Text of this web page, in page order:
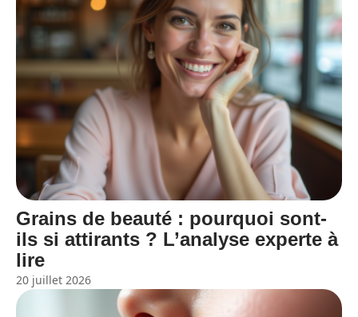
Grains de beauté : pourquoi sont-
ils si attirants ? L’analyse experte à
lire
20 juillet 2026